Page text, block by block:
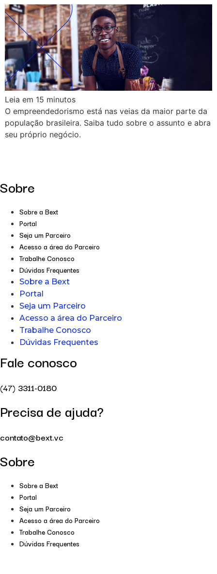
Leia em 15 minutos
O empreendedorismo está nas veias da maior parte da
população brasileira. Saiba tudo sobre o assunto e abra
seu próprio negócio.
Sobre
Sobre a Bext
Portal
Seja um Parceiro
Acesso a área do Parceiro
Trabalhe Conosco
Dúvidas Frequentes
Sobre a Bext
Portal
Seja um Parceiro
Acesso a área do Parceiro
Trabalhe Conosco
Dúvidas Frequentes
Fale conosco
(47) 3311-0180
Precisa de ajuda?
contato@bext.vc
Sobre
Sobre a Bext
Portal
Seja um Parceiro
Acesso a área do Parceiro
Trabalhe Conosco
Dúvidas Frequentes